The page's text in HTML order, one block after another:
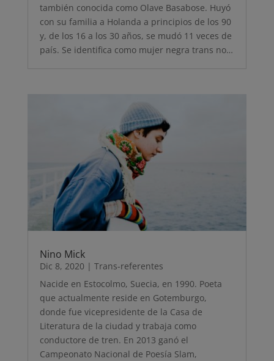
también conocida como Olave Basabose. Huyó
con su familia a Holanda a principios de los 90
y, de los 16 a los 30 años, se mudó 11 veces de
país. Se identifica como mujer negra trans no…
Nino Mick
Dic 8, 2020 | Trans-referentes
Nacide en Estocolmo, Suecia, en 1990. Poeta
que actualmente reside en Gotemburgo,
donde fue vicepresidente de la Casa de
Literatura de la ciudad y trabaja como
conductore de tren. En 2013 ganó el
Campeonato Nacional de Poesía Slam,